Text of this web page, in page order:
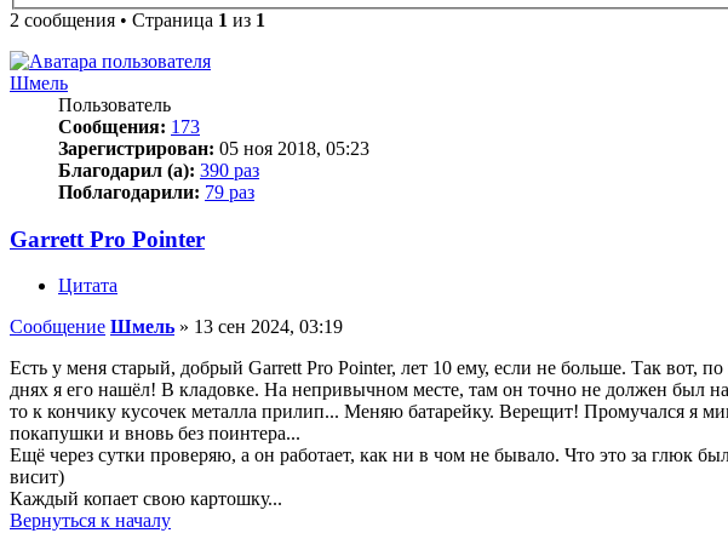
2 сообщения • Страница 1 из 1
Шмель
Пользователь
Сообщения: 173
Зарегистрирован: 05 ноя 2018, 05:23
Благодарил (а): 390 раз
Поблагодарили: 79 раз
Garrett Pro Pointer
Цитата
Сообщение Шмель » 13 сен 2024, 03:19
Есть у меня старый, добрый Garrett Pro Pointer, лет 10 ему, если не больше. Так вот,
днях я его нашёл! В кладовке. На непривычном месте, там он точно не должен был
то к кончику кусочек металла прилип... Меняю батарейку. Верещит! Промучался я
покапушки и вновь без поинтера...
Ещё через сутки проверяю, а он работает, как ни в чом не бывало. Что это за глюк
висит)
Каждый копает свою картошку...
Вернуться к началу